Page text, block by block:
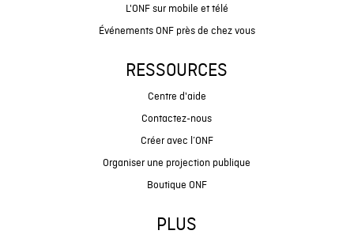
L'ONF sur mobile et télé
Événements ONF près de chez vous
RESSOURCES
Centre d'aide
Contactez-nous
Créer avec l’ONF
Organiser une projection publique
Boutique ONF
PLUS